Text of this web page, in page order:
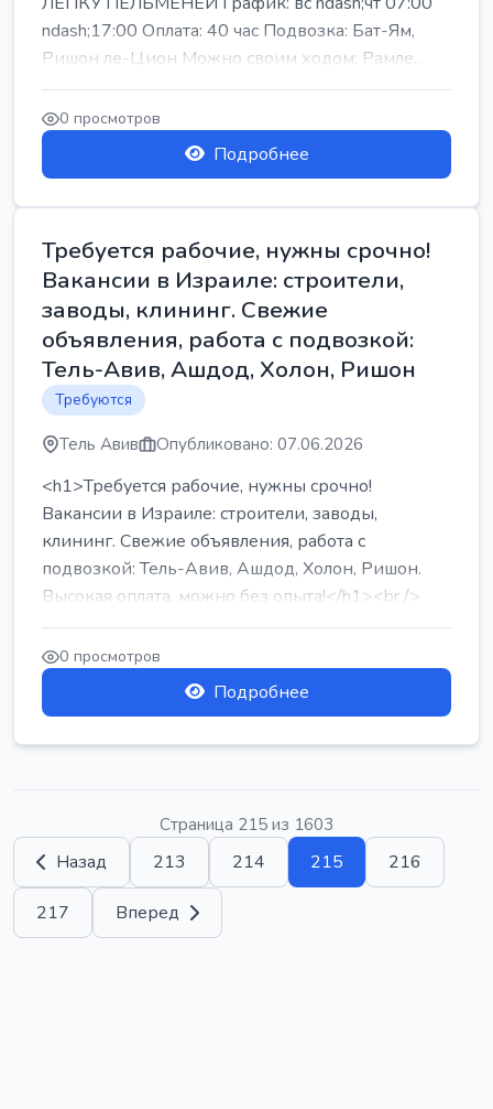
ndash;17:00 Оплата: 40 час Подвозка: Бат-Ям,
Ришон ле-Цион Можно своим ходом: Рамле...
0 просмотров
Подробнее
Требуется рабочие, нужны срочно!
Вакансии в Израиле: строители,
заводы, клининг. Свежие
объявления, работа с подвозкой:
Тель-Авив, Ашдод, Холон, Ришон
Требуются
Тель Авив Опубликовано: 07.06.2026
<h1>Требуется рабочие, нужны срочно!
Вакансии в Израиле: строители, заводы,
клининг. Свежие объявления, работа с
подвозкой: Тель-Авив, Ашдод, Холон, Ришон.
Высокая оплата, можно без опыта!</h1><br />
...
0 просмотров
Подробнее
Страница 215 из 1603
Назад 213 214 215 216
217 Вперед